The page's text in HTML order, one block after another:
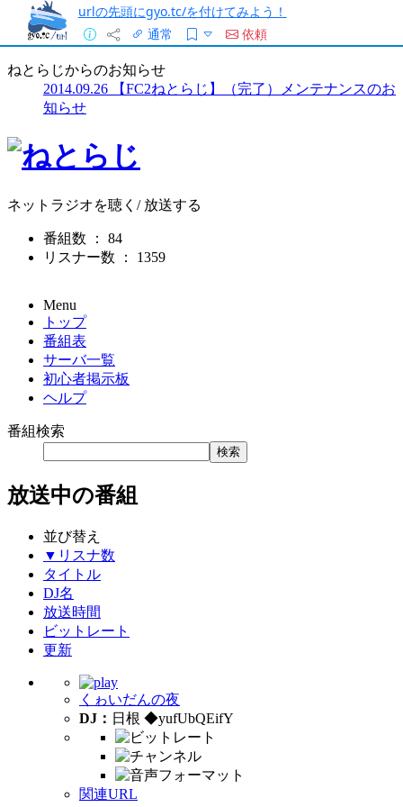
urlの先頭にgyo.tc/を付けてみよう！
通常
依頼